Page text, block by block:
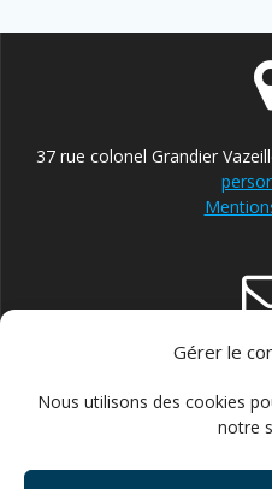
Gérer le
Nous utilisons des cookies
notre
37 rue colonel Grandier